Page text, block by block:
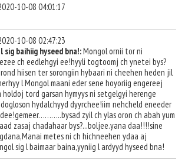
10-08 04:01:17
10-08 02:47:23
baihiig hyseed bna!:Mongol ornii tor ni
ch eedlehgyi ee!hyyli togtoomj ch ynetei bys?
hiisen ter sorongiin hybaari ni cheehen heden jil
l Mongol maani eder sene hoyoriig engereej
holdoj tord garsan hymyys ni setgelgyi herenge
hydalchyyd dyyrchee!iim nehcheld eneeder
zyil ch ylas oron ch abah yum
zasaj chadahaar bys?...boljee.yana daa!!!!sine
metes ni ch hichneehen ydaa aj
sig l baimaar baina,yyniig l ardyyd hyseed bna!